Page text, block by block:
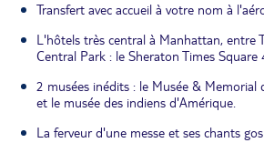
Transfert avec accueil à votre nom à
L'hôtels très central à Manhattan, entre
Central Park : le Sheraton Times Square
2 musées inédits : le Musée & Memorial
et le musée des indiens d'Amérique.
La ferveur d'une messe et ses chants